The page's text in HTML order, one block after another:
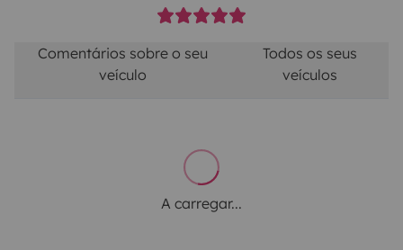
Comentários sobre o seu
veículo
Todos os seus
veículos
A carregar...